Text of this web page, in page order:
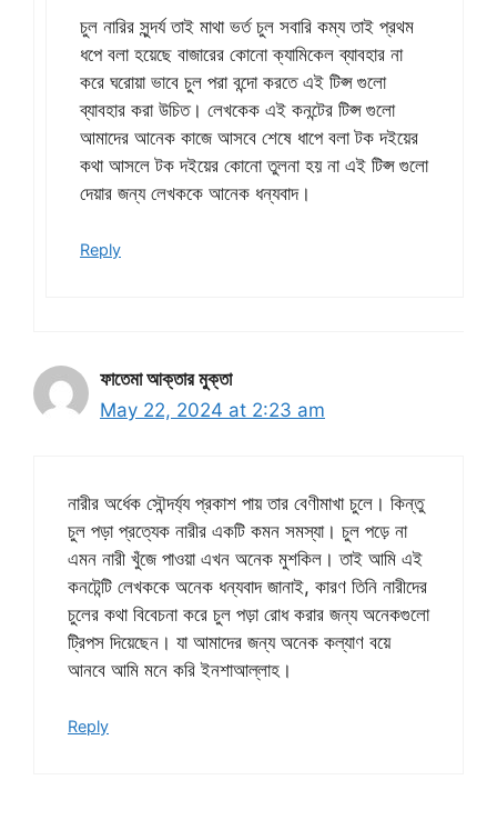
চুল নারির সুন্দর্য তাই মাথা ভর্ত চুল সবারি কম্য তাই প্রথম
ধপে বলা হয়েছে বাজারের কোনো ক্যামিকেল ব্যাবহার না
করে ঘরোয়া ভাবে চুল পরা বন্দো করতে এই টিপ্স গুলো
ব্যাবহার করা উচিত। লেখকেক এই কনন্টের টিপ্স গুলো
আমাদের আনেক কাজে আসবে শেষে ধাপে বলা টক দইয়ের
কথা আসলে টক দইয়ের কোনো তুলনা হয় না এই টিপ্স গুলো
দেয়ার জন্য লেখককে আনেক ধন্যবাদ।
Reply
ফাতেমা আক্তার মুক্তা
May 22, 2024 at 2:23 am
নারীর অর্ধেক সৌন্দর্য্য প্রকাশ পায় তার বেণীমাখা চুলে। কিন্তু
চুল পড়া প্রত্যেক নারীর একটি কমন সমস্যা। চুল পড়ে না
এমন নারী খুঁজে পাওয়া এখন অনেক মুশকিল। তাই আমি এই
কনটেন্টি লেখককে অনেক ধন্যবাদ জানাই, কারণ তিনি নারীদের
চুলের কথা বিবেচনা করে চুল পড়া রোধ করার জন্য অনেকগুলো
ট্রিপস দিয়েছেন। যা আমাদের জন্য অনেক কল্যাণ বয়ে
আনবে আমি মনে করি ইনশাআল্লাহ।
Reply